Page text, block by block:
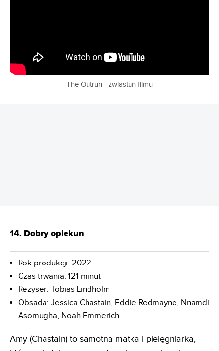
The Outrun - zwiastun filmu
14. Dobry opiekun
Rok produkcji: 2022
Czas trwania: 121 minut
Reżyser: Tobias Lindholm
Obsada: Jessica Chastain, Eddie Redmayne, Nnamdi
Asomugha, Noah Emmerich
Amy (Chastain) to samotna matka i pielęgniarka,